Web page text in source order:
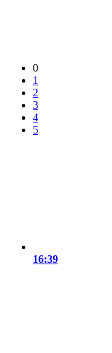
0
1
2
3
4
5
16:39